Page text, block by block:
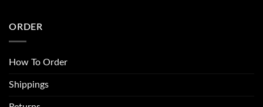
ORDER
How To Order
Shippings